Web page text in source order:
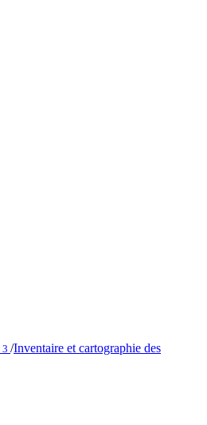
3 /Inventaire et cartographie des